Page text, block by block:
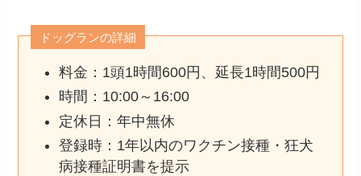
ドッグランの詳細
料金：1頭1時間600円、延長1時間500円
時間：10:00～16:00
定休日：年中無休
登録時：1年以内のワクチン接種・狂犬
病接種証明書を提示